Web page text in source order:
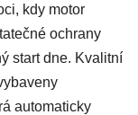
kdy motor
ochrany
start dne. Kvalitní
automaticky